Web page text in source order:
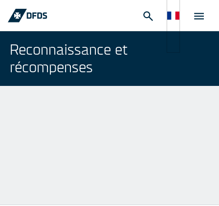
Reconnaissance et
récompenses